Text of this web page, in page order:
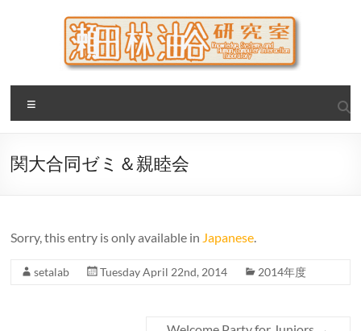
瀬田・林・油谷研究室
大阪公立大学 大学院 情報学研究科 学際情報学専攻 / 大阪府
立大学 理学部 情報数理科学科(大学院 理学系研究科 情報数理
関大合同ゼミ＆親睦会
Sorry, this entry is only available in Japanese.
setalab Tuesday April 22nd, 2014 2014年度